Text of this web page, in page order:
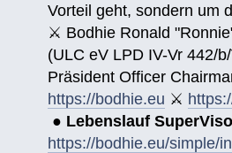
Vorteil geht, sondern um
⚔ Bodhie Ronald
(ULC eV LPD IV-Vr 442/
Präsident Officer
https://bodhie.eu ⚔
● Lebenslauf
https://bodhie.eu/simple/